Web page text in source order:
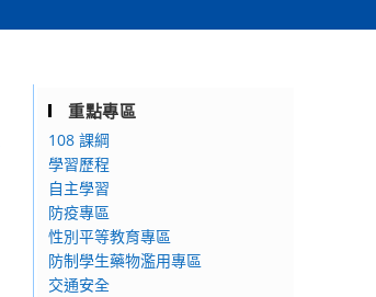
重點專區
108 課綱
學習歷程
自主學習
防疫專區
性別平等教育專區
防制學生藥物濫用專區
交通安全